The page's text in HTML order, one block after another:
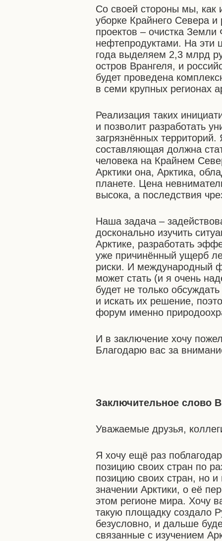
Со своей стороны мы, как
уборке Крайнего Севера
проектов – очистка
нефтепродуктами. На эти
года выделяем 2,3 млрд
остров Врангеля, и
будет проведена
в семи крупных регионах
Реализация таких
и позволит разработать
загрязнённых
составляющая должна
человека на Крайнем
Арктики она, Арктика,
планете. Цена
высока, а последствия
Наша задача –
досконально изучить
Арктике, разработать
уже причинённый ущерб
риски. И международный
может стать (и я очень
будет не только
и искать их решение,
форум именно
И в заключение хочу
Благодарю вас за
Заключительное слово
Уважаемые друзья,
Я хочу ещё раз
позицию своих стран по
позицию своих стран, но
значении Арктики, о её
этом регионе мира. Хочу
такую площадку создало
безусловно, и дальше
связанные с изучением